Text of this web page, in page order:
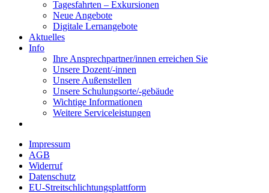
Tagesfahrten – Exkursionen
Neue Angebote
Digitale Lernangebote
Aktuelles
Info
Ihre Ansprechpartner/innen erreichen Sie
Unsere Dozent/-innen
Unsere Außenstellen
Unsere Schulungsorte/-gebäude
Wichtige Informationen
Weitere Serviceleistungen
Impressum
AGB
Widerruf
Datenschutz
EU-Streitschlichtungsplattform